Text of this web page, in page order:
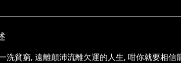
洗貧窮, 遠離顛沛流離欠運的人生, 咁你就要相